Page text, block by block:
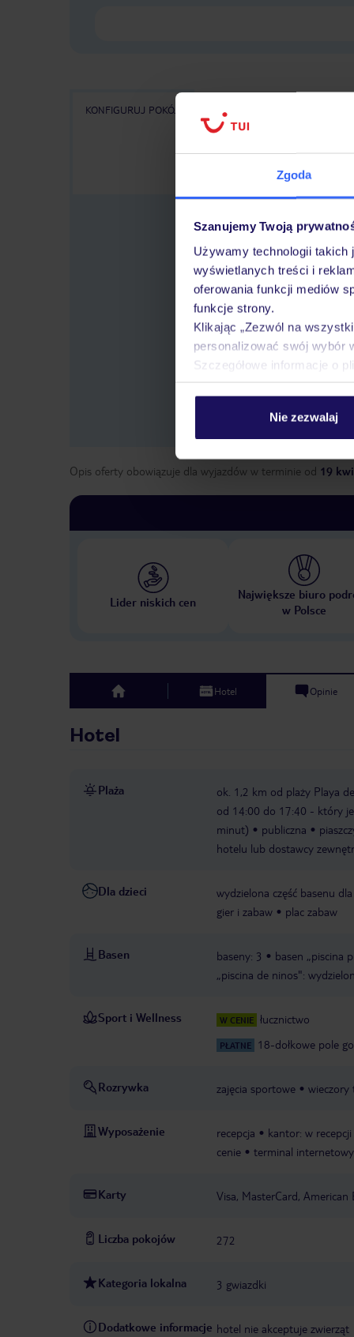
Zgoda
Szanujemy Twoją
Używamy technologii
wyświetlanych treści i
oferowania funkcji mediów
funkcje strony.
Klikając „Zezwól na
personalizować swój wybór
Szczegółowe informacje o
Nie zezwalaj
KONFIGURUJ POKÓJ WSZYSTKIE OFERTY
Wybierz
Opis oferty obowiązuje dla wyjazdów w terminie od 19
Lider niskich cen
Największe biuro
w Polsce
top Hotel Opinie
Hotel
Plaża
ok. 1,2 km od plaży Playa
od 14:00 do 17:40 - który
minut)
publiczna
hotelu lub dostawcy
Dla dzieci wydzielona część basenu
gier i zabaw
plac zabaw
Basen baseny: 3 basen „piscina
„piscina de ninos":
Sport i Wellness W CENIE łucznictwo
PŁATNE 18-dołkowe pole
Rozrywka zajęcia sportowe wieczory
Wyposażenie recepcja kantor: w recepcji
cenie
terminal
Karty Visa, MasterCard, American
Liczba pokojów 272
Kategoria lokalna 3 gwiazdki
Dodatkowe informacje hotel nie akceptuje zwierząt